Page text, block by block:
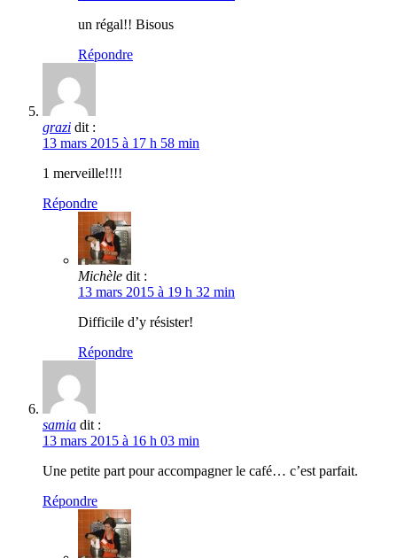
un régal!! Bisous
Répondre
grazi dit :
13 mars 2015 à 17 h 58 min
1 merveille!!!!
Répondre
Michèle dit :
13 mars 2015 à 19 h 32 min
Difficile d’y résister!
Répondre
samia dit :
13 mars 2015 à 16 h 03 min
Une petite part pour accompagner le café… c’est parfait.
Répondre